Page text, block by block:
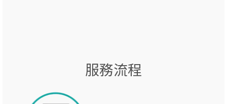
服務流程